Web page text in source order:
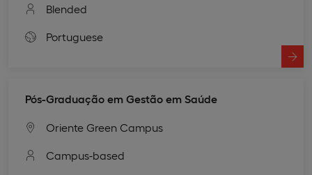
Blended
Portuguese
Pós-Graduação em Gestão em Saúde
Oriente Green Campus
Campus-based